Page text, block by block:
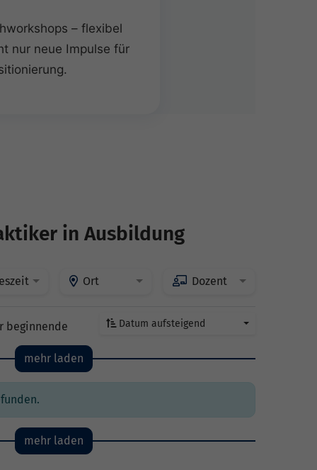
– flexibel
nur neue Impulse für
in Ausbildung
Ort Dozent
beginnende Datum aufsteigend
mehr laden
mehr laden